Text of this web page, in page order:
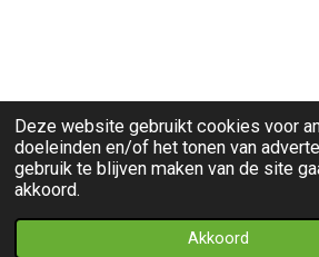
Deze website gebruikt cookies voor
doeleinden en/of het tonen van
gebruik te blijven maken van de site
akkoord.
Akkoord